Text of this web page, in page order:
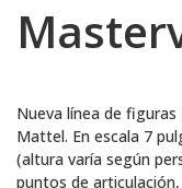
Nueva línea de
Mattel. En escala 7
(altura varía según
puntos de